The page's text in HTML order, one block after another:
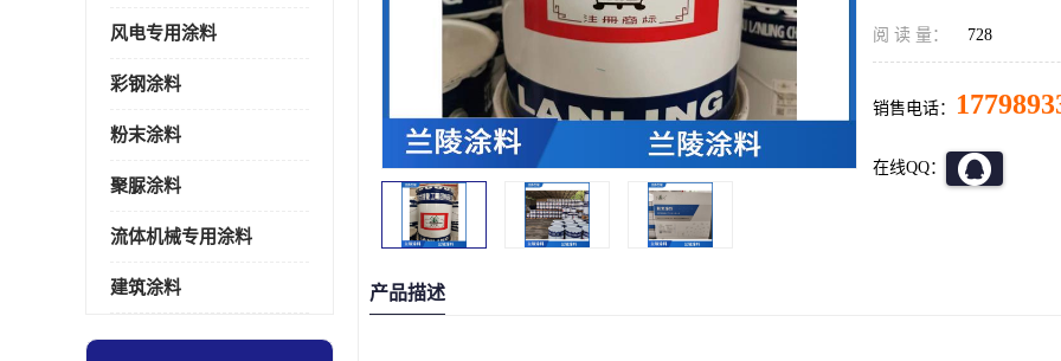
风电专用涂料
彩钢涂料
粉末涂料
聚脲涂料
流体机械专用涂料
建筑涂料
阅 读 量： 728
销售电话：
在线QQ：
产品描述